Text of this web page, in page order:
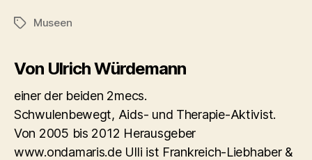
Schlagwörter
Museen
Von Ulrich Würdemann
einer der beiden 2mecs.
Schwulenbewegt, Aids- und Therapie-Aktivist.
Von 2005 bis 2012 Herausgeber
www.ondamaris.de Ulli ist Frankreich-Liebhaber &